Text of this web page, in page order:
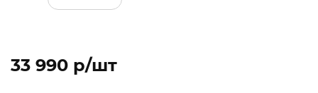
33 990 p/шт